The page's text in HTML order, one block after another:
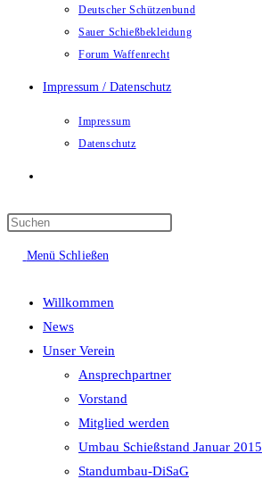
Deutscher Schützenbund
Sauer Schießbekleidung
Forum Waffenrecht
Impressum / Datenschutz
Impressum
Datenschutz
Suche
umschalten
Menü Schließen
Willkommen
News
Unser Verein
Ansprechpartner
Vorstand
Mitglied werden
Umbau Schießstand Januar 2015
Standumbau-DiSaG